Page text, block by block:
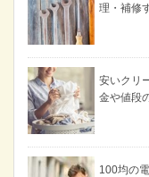
理・補修
安いクリ
金や値段
100均の